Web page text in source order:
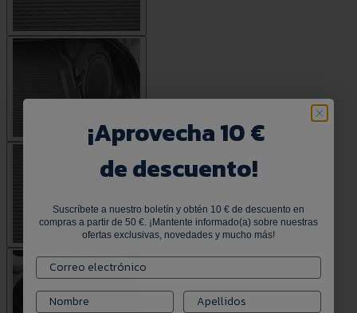
¡Aprovecha 10 €
de descuento!
Suscríbete a nuestro boletín y obtén 10 € de descuento en
compras a partir de 50 €. ¡Mantente informado(a) sobre nuestras
ofertas exclusivas, novedades y mucho más!